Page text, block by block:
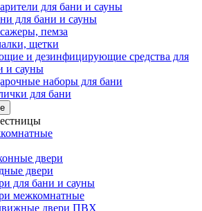
для бани и сауны
для бани и сауны
пемза
щетки
и дезинфицирующие средства для
и сауны
наборы для бани
для бани
двери
двери
для бани и сауны
межкомнатные
двери ПВХ